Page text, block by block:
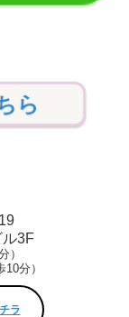
ら
3F
）
分）
ラ